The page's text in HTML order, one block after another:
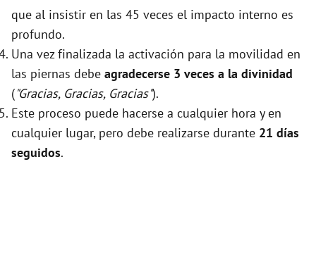
que al insistir en las 45 veces el impacto interno es
profundo.
Una vez finalizada la activación para la movilidad en
las piernas debe agradecerse 3 veces a la divinidad
("Gracias, Gracias, Gracias").
Este proceso puede hacerse a cualquier hora y en
cualquier lugar, pero debe realizarse durante 21 días
seguidos.